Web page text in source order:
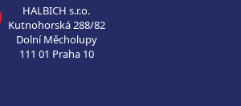
HALBICH s.r.o.
Kutnohorská 288/82
Dolní Měcholupy
111 01 Praha 10